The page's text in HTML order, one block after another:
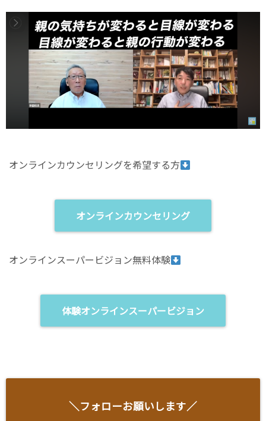
オンラインカウンセリングを希望する方
オンラインカウンセリング
オンラインスーパービジョン無料体験
体験オンラインスーパービジョン
＼フォローお願いします／